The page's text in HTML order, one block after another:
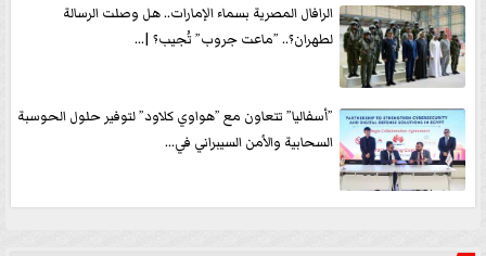
الرافال المصرية بسماء الإمارات.. هل وصلت الرسالة
لطهران؟.. ”ماعت جروب” تُجيب؟ |...
”أسفاليا” تتعاون مع ”هواوي كلاود” لتوفير حلول الحوسبة
السحابية والأمن السيبراني في...